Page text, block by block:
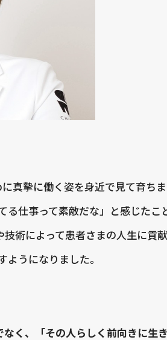
真摯に働く姿を身近で見て育ち
る仕事って素敵だな」と感じたこ
術によって患者さまの人生に貢
うになりました。
なく、「その人らしく前向きに生